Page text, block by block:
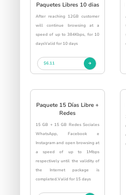
Paquetes Libres 10 dias
After reaching 12GB customer
will continue browsing at a
speed of up to 384Kbps, for 10
daysValid for 10 days
$6.11
Paquete 15 Días Libre +
Redes
15 GB + 15 GB Redes Sociales
WhatsApp, Facebook e
Instagram and open browsing at
a speed of up to 1Mbps
respectively until the validity of
the Internet package is
completed.Valid for 15 days